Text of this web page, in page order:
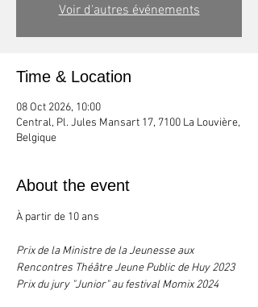
Voir d'autres événements
Time & Location
08 Oct 2026, 10:00
Central, Pl. Jules Mansart 17, 7100 La Louvière,
Belgique
About the event
À partir de 10 ans
Prix de la Ministre de la Jeunesse aux
Rencontres Théâtre Jeune Public de Huy 2023
Prix du jury "Junior" au festival Momix 2024